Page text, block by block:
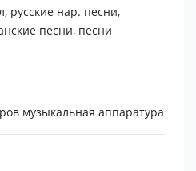
русские нар. песни,
песни, песни
музыкальная аппаратура